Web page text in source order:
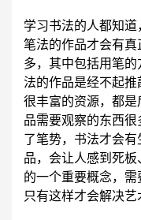
学习书法的人都知
笔法的作品才会有
多，其中包括用笔
法的作品是经不起
很丰富的资源，都
品需要观察的东西
了笔势，书法才会
品，会让人感到死
的一个重要概念，需
只有这样才会解决艺